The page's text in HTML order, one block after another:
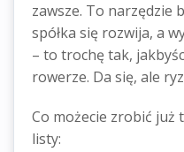
zawsze. To narzędzie
spółka się rozwija, a
– to trochę tak,
rowerze. Da się, ale
Co możecie zrobić już
listy: